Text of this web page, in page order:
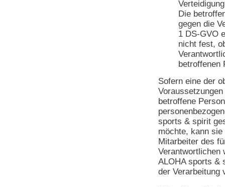
Die
gegen die
1 DS-GVO
nicht fest,
betroffenen
Sofern eine der
betroffene
sports & spirit
möchte, kann
Mitarbeiter des
Verantwortlichen
ALOHA sports &
der Verarbeitung